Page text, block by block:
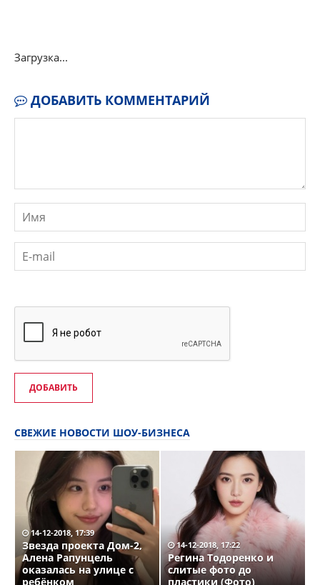
Загрузка...
ДОБАВИТЬ КОММЕНТАРИЙ
ДОБАВИТЬ
СВЕЖИЕ НОВОСТИ ШОУ-БИЗНЕСА
14-12-2018, 17:39
Звезда проекта Дом-2,
Алена Рапунцель
оказалась на улице с
ребёнком
14-12-2018, 17:22
Регина Тодоренко и
слитые фото до
пластики (Фото)